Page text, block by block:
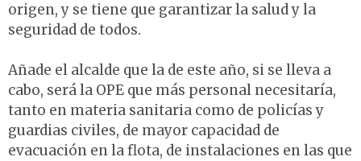
origen, y se tiene que garantizar la salud y la
seguridad de todos.
Añade el alcalde que la de este año, si se lleva a
cabo, será la OPE que más personal necesitaría,
tanto en materia sanitaria como de policías y
guardias civiles, de mayor capacidad de
evacuación en la flota, de instalaciones en las que